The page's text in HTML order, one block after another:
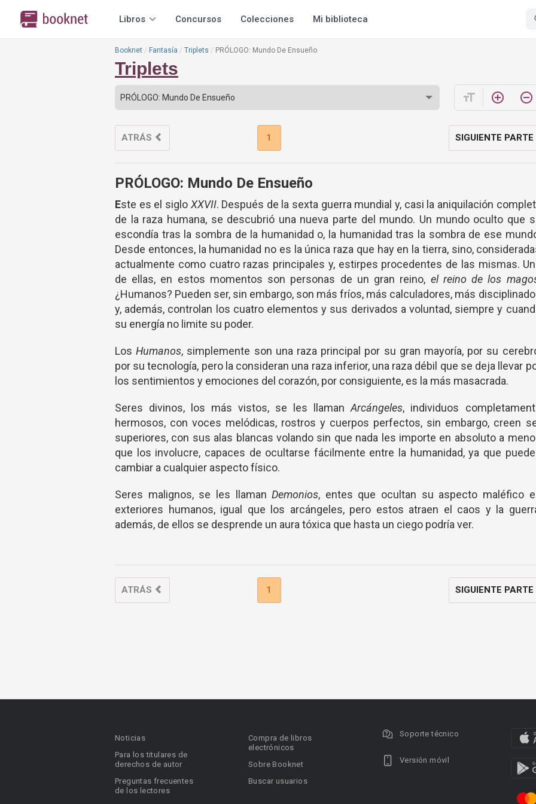
Libros Concursos Colecciones Mi biblioteca
Booknet Fantasía Triplets PRÓLOGO: Mundo De Ensueño
Triplets
format_size add_circle_outline remove_circle_outline
ATRÁS 1 SIGUIENTE PARTE
PRÓLOGO: Mundo De Ensueño
Este es el siglo XXVII. Después de la sexta guerra mundial y, casi la aniquilación
de la raza humana, se descubrió una nueva parte del mundo. Un mundo oculto que
escondía tras la sombra de la humanidad o, la humanidad tras la sombra de ese
Desde entonces, la humanidad no es la única raza que hay en la tierra, sino,
actualmente como cuatro razas principales y, estirpes procedentes de las mismas.
de ellas, en estos momentos son personas de un gran reino, el reino de los
¿Humanos? Pueden ser, sin embargo, son más fríos, más calculadores, más
y, además, controlan los cuatro elementos y sus derivados a voluntad, siempre y
su energía no limite su poder.
LosHumanos, simplemente son una raza principal por su gran mayoría, por su
por su tecnología, pero la consideran una raza inferior, una raza débil que se deja llevar
los sentimientos y emociones del corazón, por consiguiente, es la más masacrada.
Seres divinos, los más vistos, se les llamanArcángeles, individuos
hermosos, con voces melódicas, rostros y cuerpos perfectos, sin embargo, creen
superiores, con sus alas blancas volando sin que nada les importe en absoluto a
que los involucre, capaces de ocultarse fácilmente entre la humanidad, ya que
cambiar a cualquier aspecto físico.
Seres malignos, se les llamanDemonios, entes que ocultan su aspecto maléfico
exteriores humanos, igual que los arcángeles, pero estos atraen el caos y la
además, de ellos se desprende un aura tóxica que hasta un ciego podría ver.
ATRÁS 1 SIGUIENTE PARTE
Noticias
Para los titulares de
derechos de autor
Preguntas frecuentes
de los lectores
Compra de libros
electrónicos
Sobre Booknet
Buscar usuarios
Soporte técnico
Versión móvil